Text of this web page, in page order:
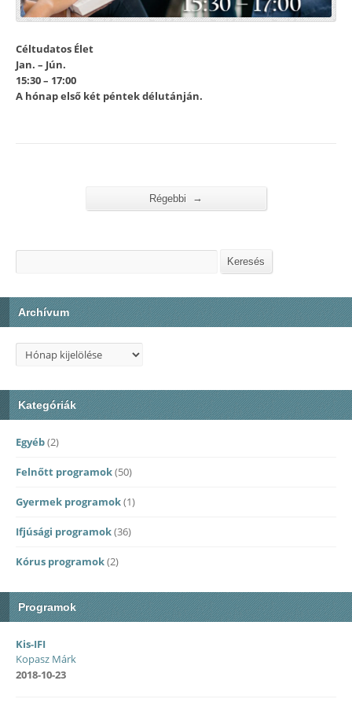
Céltudatos Élet
Jan. – Jún.
15:30 – 17:00
A hónap első két péntek délutánján.
Régebbi →
Keresés
Archívum
Archívum
Kategóriák
Egyéb(2)
Felnőtt programok(50)
Gyermek programok(1)
Ifjúsági programok(36)
Kórus programok(2)
Programok
Kis-IFI
Kopasz Márk
2018-10-23